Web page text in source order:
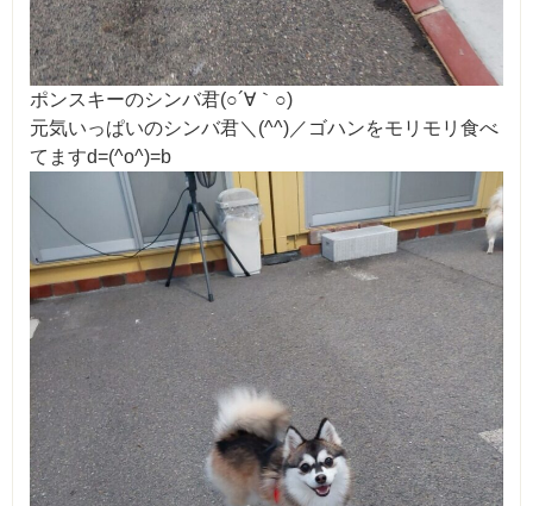
ポンスキーのシンバ君(○´∀｀○)
元気いっぱいのシンバ君＼(^^)／ゴハンをモリモリ食べ
てますd=(^o^)=b